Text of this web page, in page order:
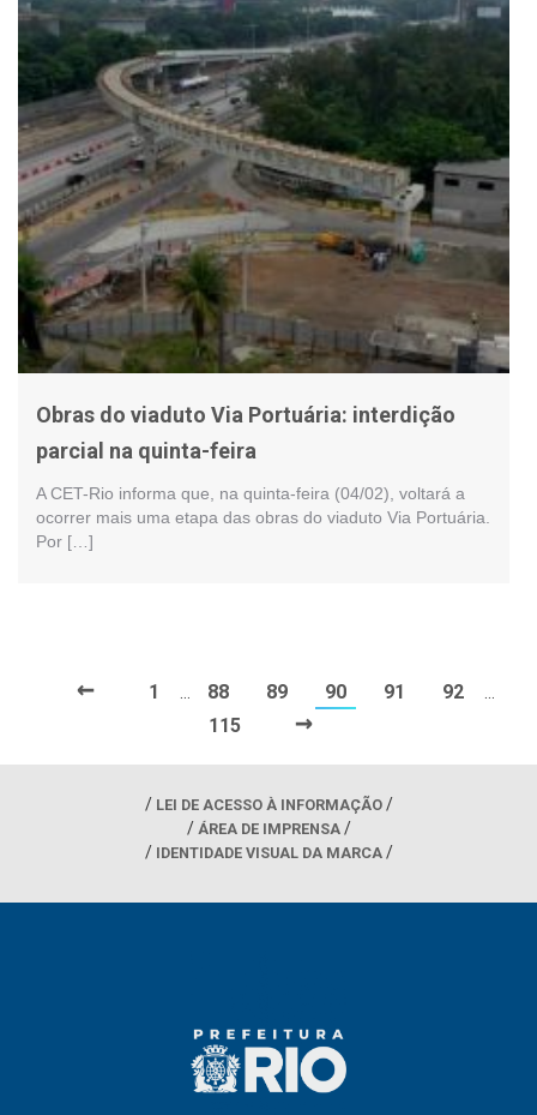
Obras do viaduto Via Portuária: interdição
parcial na quinta-feira
A CET-Rio informa que, na quinta-feira (04/02), voltará a
ocorrer mais uma etapa das obras do viaduto Via Portuária.
Por […]
← 1 … 88 89 90 91 92 …
115 →
LEI DE ACESSO À INFORMAÇÃO
ÁREA DE IMPRENSA
IDENTIDADE VISUAL DA MARCA